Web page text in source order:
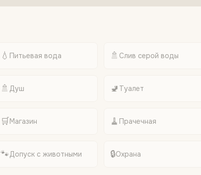
💧 Питьевая вода 🚿 Слив серой воды
🚿 Душ 🚽 Туалет
🛒Магазин 🧹 Прачечная
🐾Допуск с животными 🔒Охрана